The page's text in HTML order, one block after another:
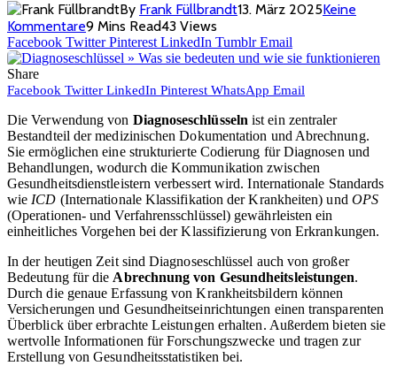
By Frank Füllbrandt13. März 2025Keine
Kommentare9 Mins Read43 Views
Facebook Twitter Pinterest LinkedIn Tumblr Email
Share
Facebook Twitter LinkedIn Pinterest WhatsApp Email
Die Verwendung von Diagnoseschlüsseln ist ein zentraler
Bestandteil der medizinischen Dokumentation und Abrechnung.
Sie ermöglichen eine strukturierte Codierung für Diagnosen und
Behandlungen, wodurch die Kommunikation zwischen
Gesundheitsdienstleistern verbessert wird. Internationale Standards
wie ICD (Internationale Klassifikation der Krankheiten) und OPS
(Operationen- und Verfahrensschlüssel) gewährleisten ein
einheitliches Vorgehen bei der Klassifizierung von Erkrankungen.
In der heutigen Zeit sind Diagnoseschlüssel auch von großer
Bedeutung für die Abrechnung von Gesundheitsleistungen.
Durch die genaue Erfassung von Krankheitsbildern können
Versicherungen und Gesundheitseinrichtungen einen transparenten
Überblick über erbrachte Leistungen erhalten. Außerdem bieten sie
wertvolle Informationen für Forschungszwecke und tragen zur
Erstellung von Gesundheitsstatistiken bei.